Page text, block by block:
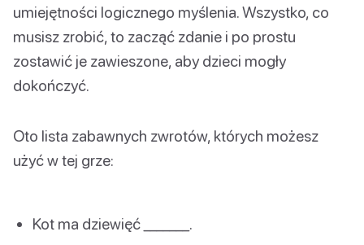
umiejętności logicznego myślenia. Wszystko, co
musisz zrobić, to zacząć zdanie i po prostu
zostawić je zawieszone, aby dzieci mogły
dokończyć.
Oto lista zabawnych zwrotów, których możesz
użyć w tej grze:
Kot ma dziewięć _______.